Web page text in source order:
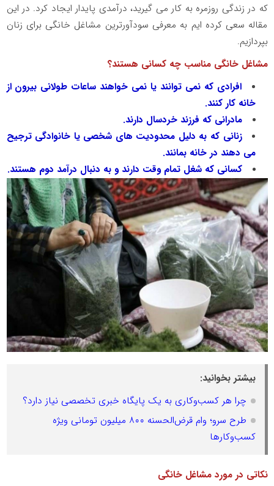
که در زندگی روزمره به کار می گیرید، درآمدی پایدار ایجاد کرد. در این
مقاله سعی کرده ایم به معرفی سودآورترین مشاغل خانگی برای زنان
بپردازیم.
مشاغل خانگی مناسب چه کسانی هستند؟
افرادی که نمی توانند یا نمی خواهند ساعات طولانی بیرون از
خانه کار کنند.
مادرانی که فرزند خردسال دارند.
زنانی که به دلیل محدودیت های شخصی یا خانوادگی ترجیح
می دهند در خانه بمانند.
کسانی که شغل تمام وقت دارند و به دنبال درآمد دوم هستند.
بیشتر بخوانید:
چرا هر کسب‌وکاری به یک پایگاه خبری تخصصی نیاز دارد؟
طرح سرو؛ وام قرض‌الحسنه ۸۰۰ میلیون تومانی ویژه
کسب‌وکارها
نکاتی در مورد مشاغل خانگی